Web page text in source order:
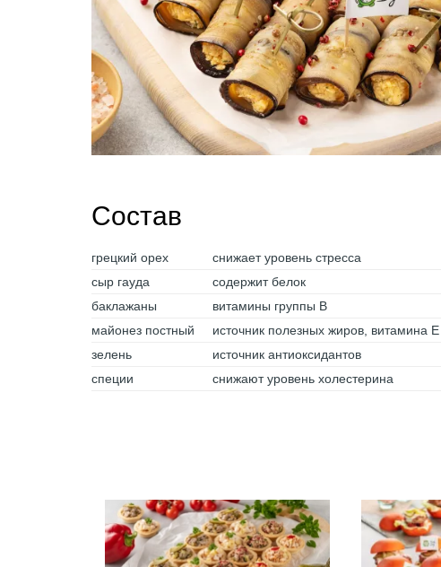
Состав
грецкий орех
снижает уровень стресса
сыр гауда
содержит белок
баклажаны
витамины группы В
майонез постный
источник полезных жиров, витамина Е
зелень
источник антиоксидантов
специи
снижают уровень холестерина